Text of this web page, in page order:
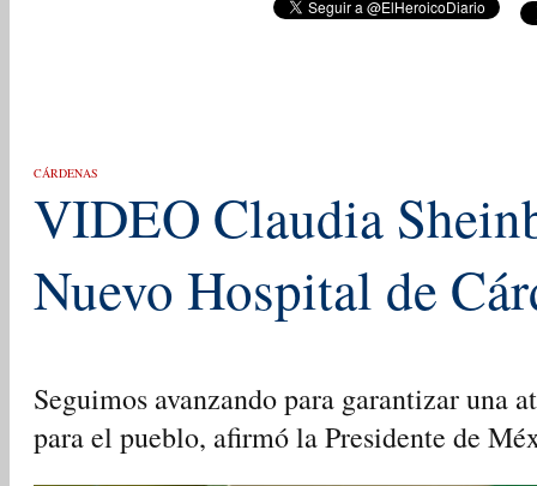
CÁRDENAS
VIDEO Claudia
Nuevo Hospital de
Seguimos avanzando para garantizar una
para el pueblo, afirmó la Presidente de